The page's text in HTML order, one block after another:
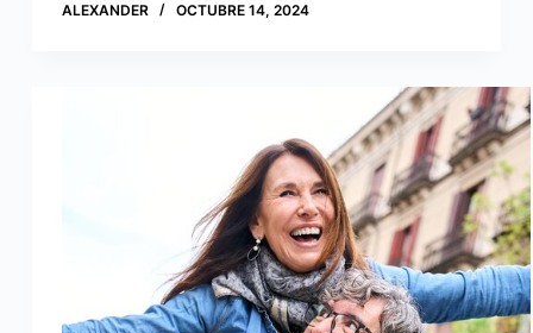
ALEXANDER OCTUBRE 14, 2024